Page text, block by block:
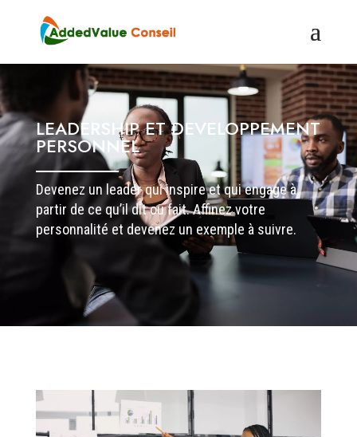
LEADERSHIP ET DEVELOPPEMENT
PERSONNEL
Devenez un leader qui inspire et qui engage à
partir de ce qu’il dit ou fait. Affinez votre
personnalité et devenez un exemple à suivre.